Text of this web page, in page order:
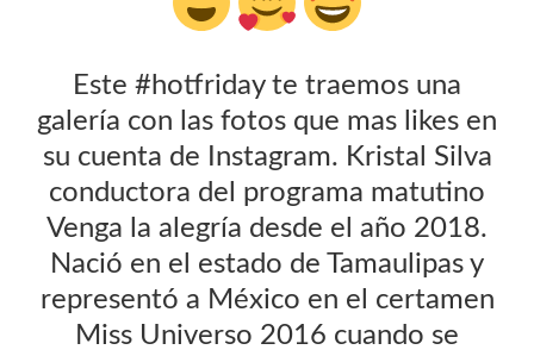
Este #hotfriday te traemos una
galería con las fotos que mas likes en
su cuenta de Instagram. Kristal Silva
conductora del programa matutino
Venga la alegría desde el año 2018.
Nació en el estado de Tamaulipas y
representó a México en el certamen
Miss Universo 2016 cuando se